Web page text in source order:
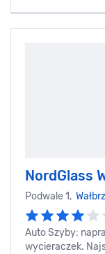
NordGlass
Podwale 1,
Auto Szyby:
wycieraczek.